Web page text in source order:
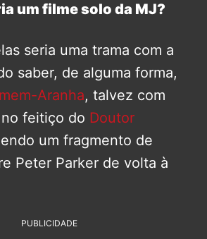
um filme solo da MJ?
seria uma trama com a
saber, de alguma forma,
Aranha, talvez com
feitiço do Doutor
um fragmento de
Peter Parker de volta à
PUBLICIDADE